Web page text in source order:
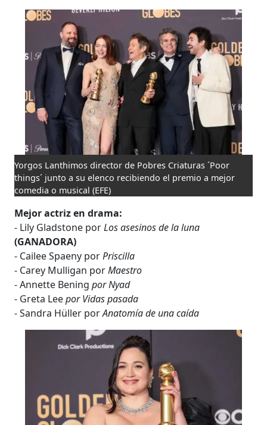
Yorgos Lanthimos director de Pobres Criaturas ´Poor
things´ junto a su elenco recibiendo el premio a mejor
comedia o musical (EFE)
Mejor actriz en drama:
- Lily Gladstone porLos asesinos de la luna
(GANADORA)
- Cailee Spaeny porPriscilla
- Carey Mulligan porMaestro
- Annette Beningpor Nyad
- Greta Leepor Vidas pasada
- Sandra Hüller porAnatomía de una caída